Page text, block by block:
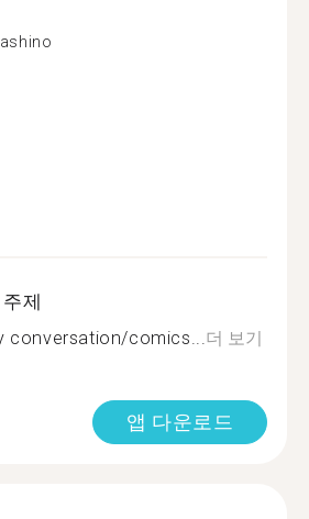
제
conversation/comics...더 보기
앱 다운로드